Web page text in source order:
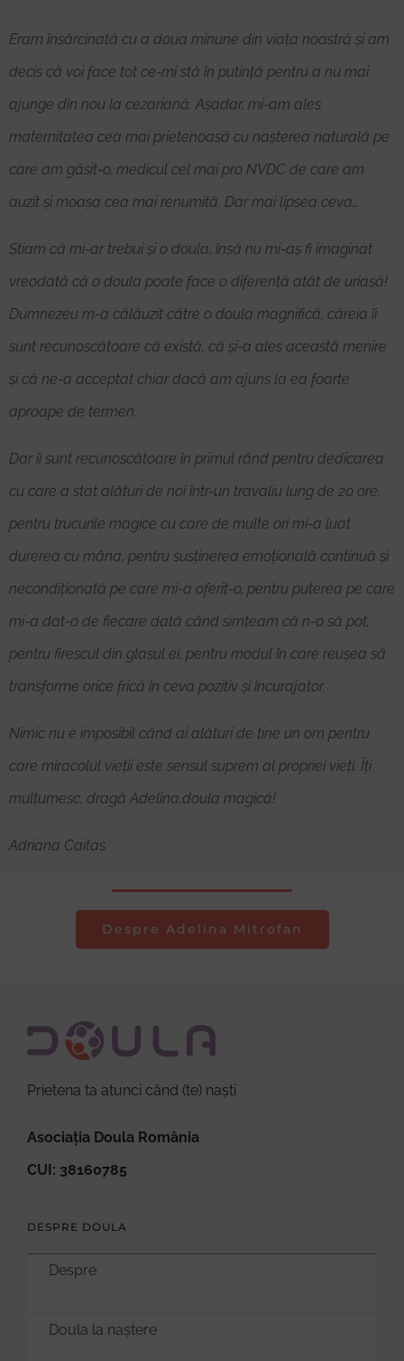
Eram însărcinată cu a doua minune din viața noastră și am
decis că voi face tot ce-mi stă în putință pentru a nu mai
ajunge din nou la cezariană. Așadar, mi-am ales
maternitatea cea mai prietenoasă cu nașterea naturală pe
care am găsit-o, medicul cel mai pro NVDC de care am
auzit și moașa cea mai renumită. Dar mai lipsea ceva…
Știam că mi-ar trebui și o doula, însă nu mi-aș fi imaginat
vreodată că o doula poate face o diferență atât de uriașă!
Dumnezeu m-a călăuzit către o doula magnifică, căreia îi
sunt recunoscătoare că există, că și-a ales această menire
și că ne-a acceptat chiar dacă am ajuns la ea foarte
aproape de termen.
Dar îi sunt recunoscătoare în primul rând pentru dedicarea
cu care a stat alături de noi într-un travaliu lung de 20 ore,
pentru trucurile magice cu care de multe ori mi-a luat
durerea cu mâna, pentru susținerea emoțională continuă și
necondiționată pe care mi-a oferit-o, pentru puterea pe care
mi-a dat-o de fiecare dată când simțeam că n-o să pot,
pentru firescul din glasul ei, pentru modul în care reușea să
transforme orice frică în ceva pozitiv și încurajator.
Nimic nu e imposibil când ai alături de tine un om pentru
care miracolul vieții este sensul suprem al propriei vieți. Îți
mulțumesc, dragă Adelina,doula magică!
Adriana Caitas
Despre Adelina Mitrofan
Prietena ta atunci când (te) naști
Asociația Doula România
CUI: 38160785
DESPRE DOULA
Despre
Doula la naștere